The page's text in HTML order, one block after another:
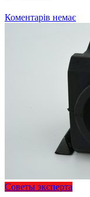
Коментарів немає
Советы эксперта